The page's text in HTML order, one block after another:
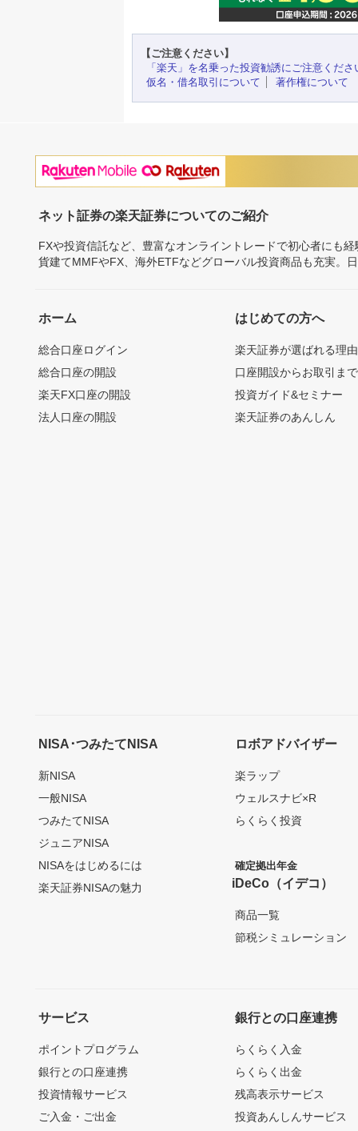
【ご注意ください】
「楽天」を名乗った投資勧誘にご注意くださ
仮名・借名取引について
著作権について
ネット証券の楽天証券についてのご紹介
FXや投資信託など、豊富なオンライントレードで初心者にも
貨建てMMFやFX、海外ETFなどグローバル投資商品も充実。
ホーム
総合口座ログイン
総合口座の開設
楽天FX口座の開設
法人口座の開設
はじめての方へ
楽天証券が選ばれる理由
口座開設からお取引ま
投資ガイド&セミナー
楽天証券のあんしん
NISA･つみたてNISA
新NISA
一般NISA
つみたてNISA
ジュニアNISA
NISAをはじめるには
楽天証券NISAの魅力
ロボアドバイザー
楽ラップ
ウェルスナビ×R
らくらく投資
確定拠出年金
iDeCo（イデコ）
商品一覧
節税シミュレーション
サービス
ポイントプログラム
銀行との口座連携
投資情報サービス
ご入金・ご出金
銀行との口座連携
らくらく入金
らくらく出金
残高表示サービス
投資あんしんサービス